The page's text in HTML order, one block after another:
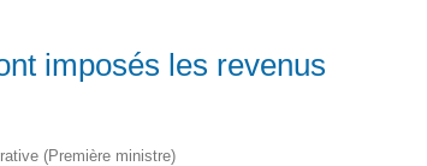
imposés les revenus
(Première ministre)